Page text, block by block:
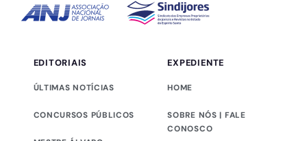
EDITORIAIS
ÚLTIMAS NOTÍCIAS
CONCURSOS PÚBLICOS
EXPEDIENTE
HOME
SOBRE NÓS | FALE
CONOSCO